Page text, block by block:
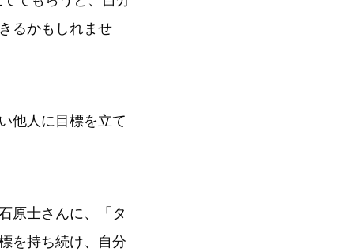
るかもしれませ
他人に目標を立て
原士さんに、「タ
を持ち続け、自分